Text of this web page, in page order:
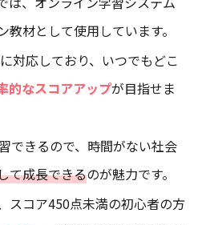
教材として使用しています。
対応しており、いつでもどこ
的なスコアアップが目指せま
できるので、時間がない社会
て成長できるのが魅力です。
スコア450点未満の初心者の方